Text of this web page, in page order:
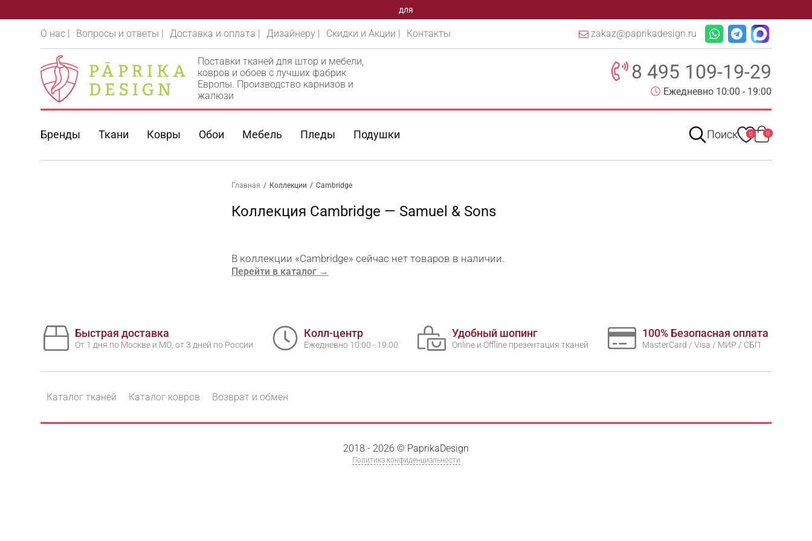
для
О нас | Вопросы и ответы | Доставка и оплата | Дизайнеру | Скидки и Акции | Контакты zakaz@paprikadesign.ru
Поставки тканей для штор и мебели,
ковров и обоев с лучших фабрик
Европы. Производство карнизов и
жалюзи
8 495 109-19-29
Ежедневно 10:00 - 19:00
Бренды Ткани Ковры Обои Мебель Пледы Подушки Поиск 0 0
Главная / Коллекции / Cambridge
Коллекция Cambridge — Samuel & Sons
В коллекции «Cambridge» сейчас нет товаров в наличии.
Перейти в каталог →
Быстрая доставка
От 1 дня по Москве и МО, от 3 дней по России
Колл-центр
Ежедневно 10:00 - 19:00
Удобный шопинг
Online и Offline презентация тканей
100% Безопасная оплата
MasterCard / Visa / МИР / СБП
Каталог тканей Каталог ковров Возврат и обмен
2018 - 2026 © PaprikaDesign
Политика конфиденциальности
WhatsApp
Telegram